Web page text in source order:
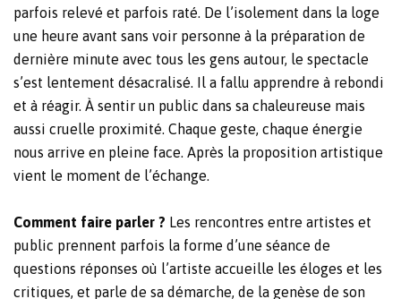
parfois relevé et parfois raté. De l’isolement dans la loge
une heure avant sans voir personne à la préparation de
dernière minute avec tous les gens autour, le spectacle
s’est lentement désacralisé. Il a fallu apprendre à rebondi
et à réagir. À sentir un public dans sa chaleureuse mais
aussi cruelle proximité. Chaque geste, chaque énergie
nous arrive en pleine face. Après la proposition artistique
vient le moment de l’échange.
Comment faire parler ? Les rencontres entre artistes et
public prennent parfois la forme d’une séance de
questions réponses où l’artiste accueille les éloges et les
critiques, et parle de sa démarche, de la genèse de son